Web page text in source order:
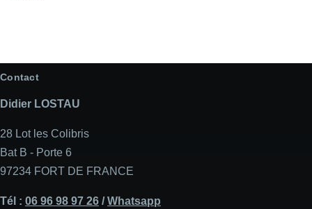
Contact
Didier LOSTAU
28 Lot les Colibris
Bat B - Porte 6
97234 FORT DE FRANCE
Tél : 06 96 98 97 26 / Whatsapp